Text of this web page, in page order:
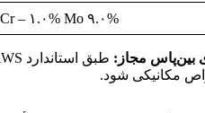
۹.۰% Cr – ۱.۰% Mo
بین‌پاس مجاز: طبق استاندارد AWS، و حداکثر دمای بین‌پاس برای تمام گریدهای Cr-Mo برابر
مکانیکی شود.